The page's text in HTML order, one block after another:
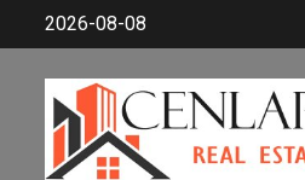
2026-08-08